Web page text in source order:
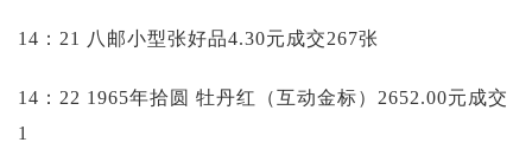
14：21 八邮小型张好品4.30元成交267张
14：22 1965年拾圆 牡丹红（互动金标）2652.00元成交
1